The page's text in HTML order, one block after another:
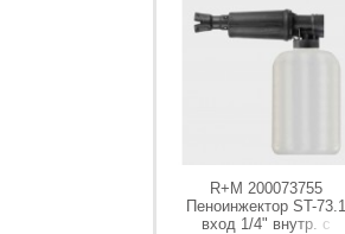
R+M 200073755
Пеноинжектор ST-73.1
вход 1/4" внутр. с